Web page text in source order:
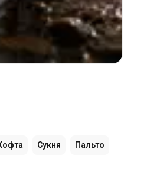
Сукня Пальто